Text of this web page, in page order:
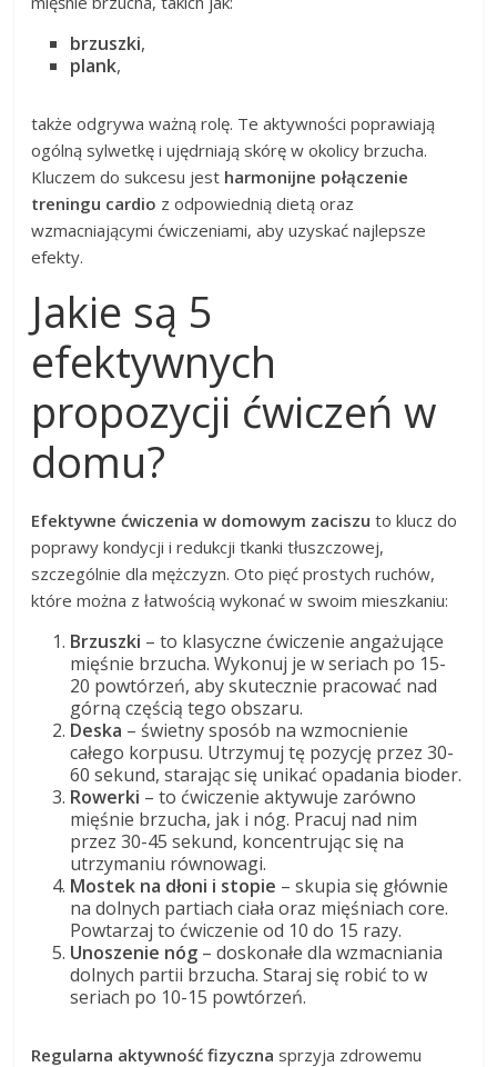
brzuszki,
plank,
także odgrywa ważną rolę. Te aktywności poprawiają
ogólną sylwetkę i ujędrniają skórę w okolicy brzucha.
Kluczem do sukcesu jest harmonijne połączenie
treningu cardio z odpowiednią dietą oraz
wzmacniającymi ćwiczeniami, aby uzyskać najlepsze
efekty.
Jakie są 5
efektywnych
propozycji ćwiczeń w
domu?
Efektywne ćwiczenia w domowym zaciszu to klucz do
poprawy kondycji i redukcji tkanki tłuszczowej,
szczególnie dla mężczyzn. Oto pięć prostych ruchów,
które można z łatwością wykonać w swoim mieszkaniu:
Brzuszki – to klasyczne ćwiczenie angażujące
mięśnie brzucha. Wykonuj je w seriach po 15-
20 powtórzeń, aby skutecznie pracować nad
górną częścią tego obszaru.
Deska – świetny sposób na wzmocnienie
całego korpusu. Utrzymuj tę pozycję przez 30-
60 sekund, starając się unikać opadania bioder.
Rowerki – to ćwiczenie aktywuje zarówno
mięśnie brzucha, jak i nóg. Pracuj nad nim
przez 30-45 sekund, koncentrując się na
utrzymaniu równowagi.
Mostek na dłoni i stopie – skupia się głównie
na dolnych partiach ciała oraz mięśniach core.
Powtarzaj to ćwiczenie od 10 do 15 razy.
Unoszenie nóg – doskonałe dla wzmacniania
dolnych partii brzucha. Staraj się robić to w
seriach po 10-15 powtórzeń.
Regularna aktywność fizyczna sprzyja zdrowemu